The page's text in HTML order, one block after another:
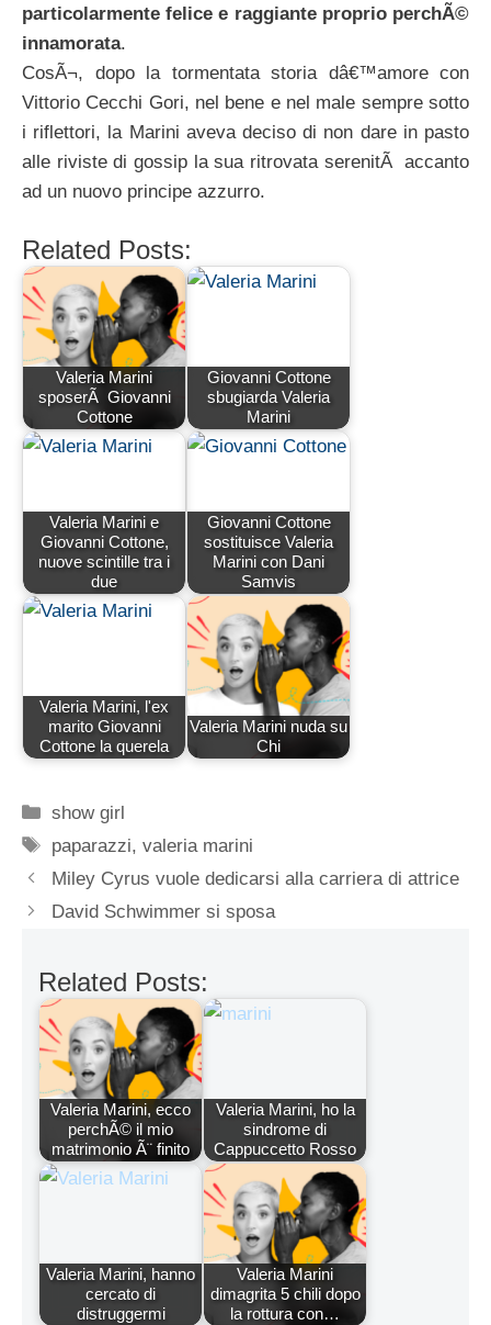
particolarmente felice e raggiante proprio perchÃ©
innamorata.
CosÃ¬, dopo la tormentata storia dâ€™amore con
Vittorio Cecchi Gori, nel bene e nel male sempre sotto
i riflettori, la Marini aveva deciso di non dare in pasto
alle riviste di gossip la sua ritrovata serenitÃ accanto
ad un nuovo principe azzurro.
Related Posts:
Valeria Marini
sposerÃ Giovanni
Cottone
Giovanni Cottone
sbugiarda Valeria
Marini
Valeria Marini e
Giovanni Cottone,
nuove scintille tra i
due
Giovanni Cottone
sostituisce Valeria
Marini con Dani
Samvis
Valeria Marini, l'ex
marito Giovanni
Cottone la querela
Valeria Marini nuda su
Chi
Categorie
show girl
Tag
paparazzi,valeria marini
Miley Cyrus vuole dedicarsi alla carriera di attrice
David Schwimmer si sposa
Related Posts:
Valeria Marini, ecco
perchÃ© il mio
matrimonio Ã¨ finito
Valeria Marini, ho la
sindrome di
Cappuccetto Rosso
Valeria Marini, hanno
cercato di
distruggermi
Valeria Marini
dimagrita 5 chili dopo
la rottura con…